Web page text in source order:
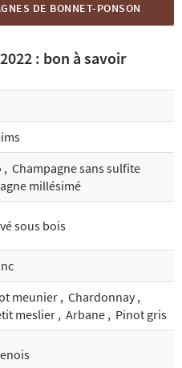
DE BONNET-PONSON
: bon à savoir
, Champagne sans sulfite
millésimé
sous bois
meunier , Chardonnay,
meslier , Arbane , Pinot gris